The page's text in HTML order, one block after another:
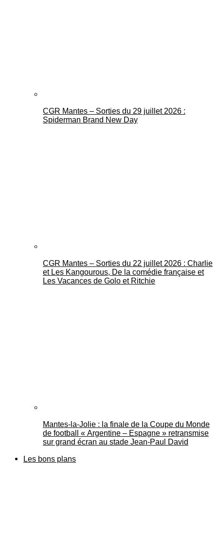
CGR Mantes – Sorties du 29 juillet 2026 :
Spiderman Brand New Day
CGR Mantes – Sorties du 22 juillet 2026 : Charlie
et Les Kangourous, De la comédie française et
Les Vacances de Golo et Ritchie
Mantes-la-Jolie : la finale de la Coupe du Monde
de football « Argentine – Espagne » retransmise
sur grand écran au stade Jean-Paul David
Les bons plans